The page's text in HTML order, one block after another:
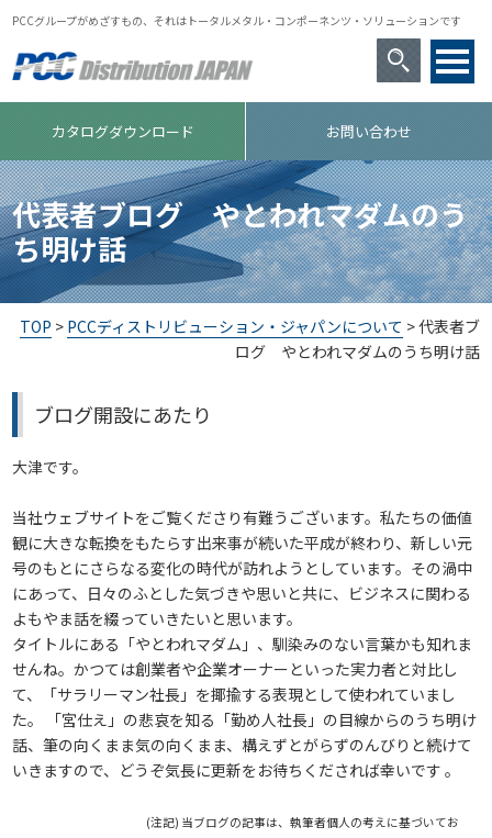
PCCグループがめざすもの、それはトータルメタル・コンポーネンツ・ソリューションです
カタログダウンロード お問い合わせ
代表者ブログ やとわれマダムのう
ち明け話
TOP > PCCディストリビューション・ジャパンについて > 代表者ブ
ログ やとわれマダムのうち明け話
ブログ開設にあたり
大津です。
当社ウェブサイトをご覧くださり有難うございます。私たちの価値
観に大きな転換をもたらす出来事が続いた平成が終わり、新しい元
号のもとにさらなる変化の時代が訪れようとしています。その渦中
にあって、日々のふとした気づきや思いと共に、ビジネスに関わる
よもやま話を綴っていきたいと思います。
タイトルにある「やとわれマダム」、馴染みのない言葉かも知れま
せんね。かつては創業者や企業オーナーといった実力者と対比し
て、「サラリーマン社長」を揶揄する表現として使われていまし
た。 「宮仕え」の悲哀を知る「勤め人社長」の目線からのうち明け
話、筆の向くまま気の向くまま、構えずとがらずのんびりと続けて
いきますので、どうぞ気長に更新をお待ちくだされば幸いです 。
(注記) 当ブログの記事は、執筆者個人の考えに基づいてお